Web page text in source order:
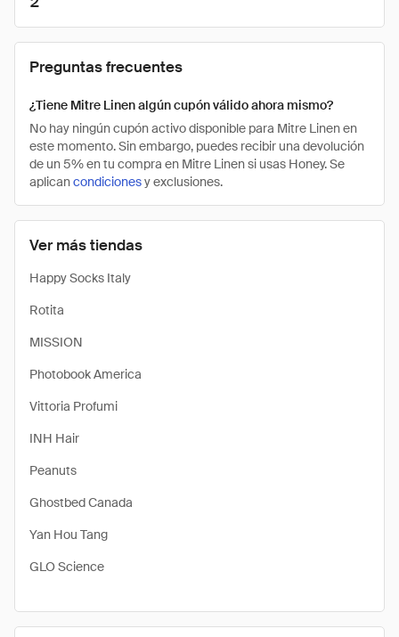
Ver más tiendas
Happy Socks Italy
Rotita
MISSION
Photobook America
Vittoria Profumi
INH Hair
Peanuts
Ghostbed Canada
Yan Hou Tang
GLO Science
Preguntas frecuentes
¿Tiene Mitre Linen algún cupón válido ahora mismo?
No hay ningún cupón activo disponible para Mitre Linen en
este momento. Sin embargo, puedes recibir una devolución
de un 5% en tu compra en Mitre Linen si usas Honey. Se
aplicancondicionesy exclusiones.